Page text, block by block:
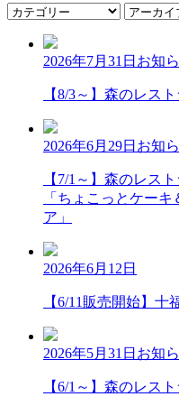
2026年7月31日 お知
【8/3～】森のレス
2026年6月29日 お知
【7/1～】森のレス
「ちょこっとケー
ア」
2026年6月12日
【6/11販売開始】十
2026年5月31日 お知
【6/1～】森のレス